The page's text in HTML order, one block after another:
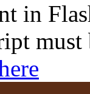
in